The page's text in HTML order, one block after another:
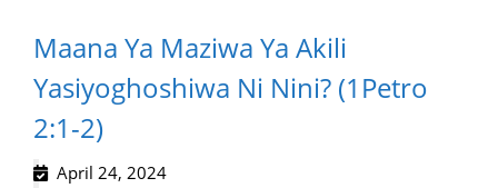
Maana Ya Maziwa Ya Akili
Yasiyoghoshiwa Ni Nini? (1Petro
2:1-2)
April 24, 2024